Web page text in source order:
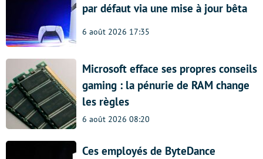
par défaut via une mise à jour bêta
6 août 2026 17:35
Microsoft efface ses propres conseils
gaming : la pénurie de RAM change
les règles
6 août 2026 08:20
Ces employés de ByteDance